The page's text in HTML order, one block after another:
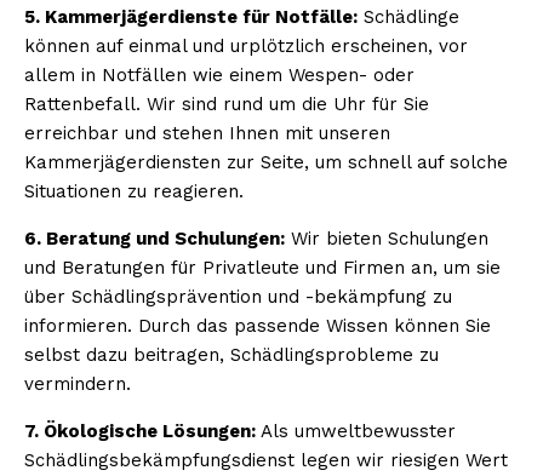
5. Kammerjägerdienste für Notfälle: Schädlinge
können auf einmal und urplötzlich erscheinen, vor
allem in Notfällen wie einem Wespen- oder
Rattenbefall. Wir sind rund um die Uhr für Sie
erreichbar und stehen Ihnen mit unseren
Kammerjägerdiensten zur Seite, um schnell auf solche
Situationen zu reagieren.
6. Beratung und Schulungen: Wir bieten Schulungen
und Beratungen für Privatleute und Firmen an, um sie
über Schädlingsprävention und -bekämpfung zu
informieren. Durch das passende Wissen können Sie
selbst dazu beitragen, Schädlingsprobleme zu
vermindern.
7. Ökologische Lösungen: Als umweltbewusster
Schädlingsbekämpfungsdienst legen wir riesigen Wert